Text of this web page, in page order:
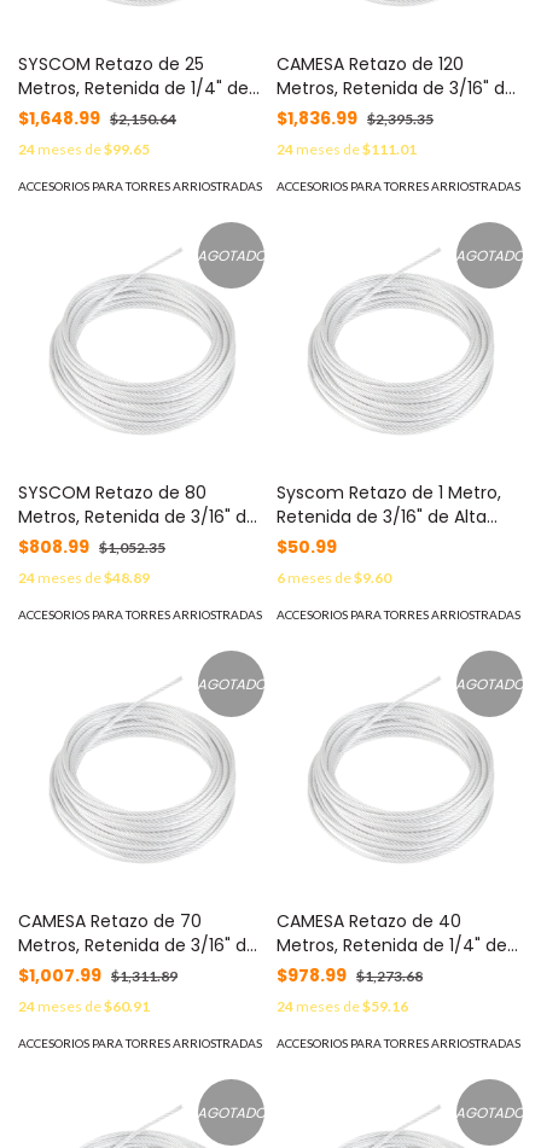
SYSCOM Retazo de 25
Metros, Retenida de 1/4" de
Alta Resistencia, Galvanizado
clase A. MOD: S-RET-
635CAM*30MTS
$1,648.99 $2,150.64
24meses de$99.65
ACCESORIOS PARA TORRES ARRIOSTRADAS
CAMESA Retazo de 120
Metros, Retenida de 3/16" de
Alta Resistencia, Galvanizado
clase A. MOD:
SRET474CAM*120MTS
$1,836.99 $2,395.35
24meses de$111.01
ACCESORIOS PARA TORRES ARRIOSTRADAS
AGOTADO
SYSCOM Retazo de 80
Metros, Retenida de 3/16" de
Alta Resistencia, Galvanizado
clase A. MOD: S-RET-
474*80MTS
$808.99 $1,052.35
24meses de$48.89
ACCESORIOS PARA TORRES ARRIOSTRADAS
AGOTADO
Syscom Retazo de 1 Metro,
Retenida de 3/16" de Alta
Resistencia, Galvanizado
clase A. MOD: SRET474*1MTS
$50.99
6meses de$9.60
ACCESORIOS PARA TORRES ARRIOSTRADAS
AGOTADO
CAMESA Retazo de 70
Metros, Retenida de 3/16" de
Alta Resistencia, Galvanizado
clase A. MOD: S-RET-
474CAM*70MTS
$1,007.99 $1,311.89
24meses de$60.91
ACCESORIOS PARA TORRES ARRIOSTRADAS
AGOTADO
CAMESA Retazo de 40
Metros, Retenida de 1/4" de
Alta Resistencia, Galvanizado
clase A. MOD: S-RET-635-
CAM*40MTS
$978.99 $1,273.68
24meses de$59.16
ACCESORIOS PARA TORRES ARRIOSTRADAS
AGOTADO AGOTADO